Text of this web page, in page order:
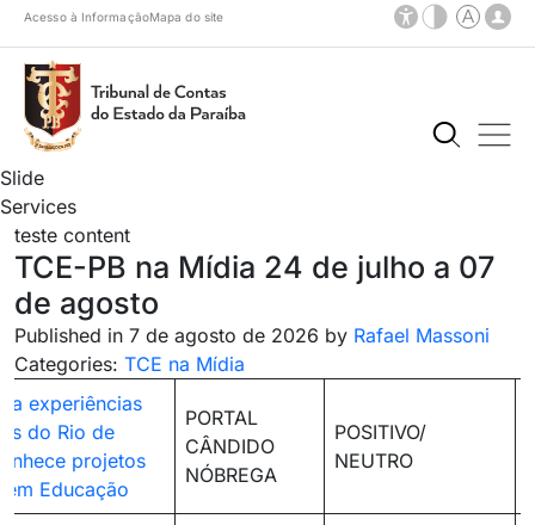
Acesso à InformaçãoMapa do site
Slide
Services
teste content
TCE-PB na Mídia 24 de julho a 07
de agosto
Published in 7 de agosto de 2026 by Rafael Massoni
Categories: TCE na Mídia
experiências
do Rio de
projetos
Educação
PORTAL
CÂNDIDO
NÓBREGA
POSITIVO/
NEUTRO